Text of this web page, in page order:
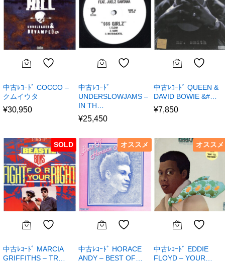
中古ﾚｺｰﾄﾞ COCCO –
クムイウタ
¥30,950
中古ﾚｺｰﾄﾞ
UNDERSLOWJAMS –
IN TH…
¥25,450
中古ﾚｺｰﾄﾞ QUEEN &
DAVID BOWIE &#…
¥7,850
SOLD
中古ﾚｺｰﾄﾞ MARCIA
GRIFFITHS – TR…
オススメ
中古ﾚｺｰﾄﾞ HORACE
ANDY – BEST OF…
オススメ
中古ﾚｺｰﾄﾞ EDDIE
FLOYD – YOUR…